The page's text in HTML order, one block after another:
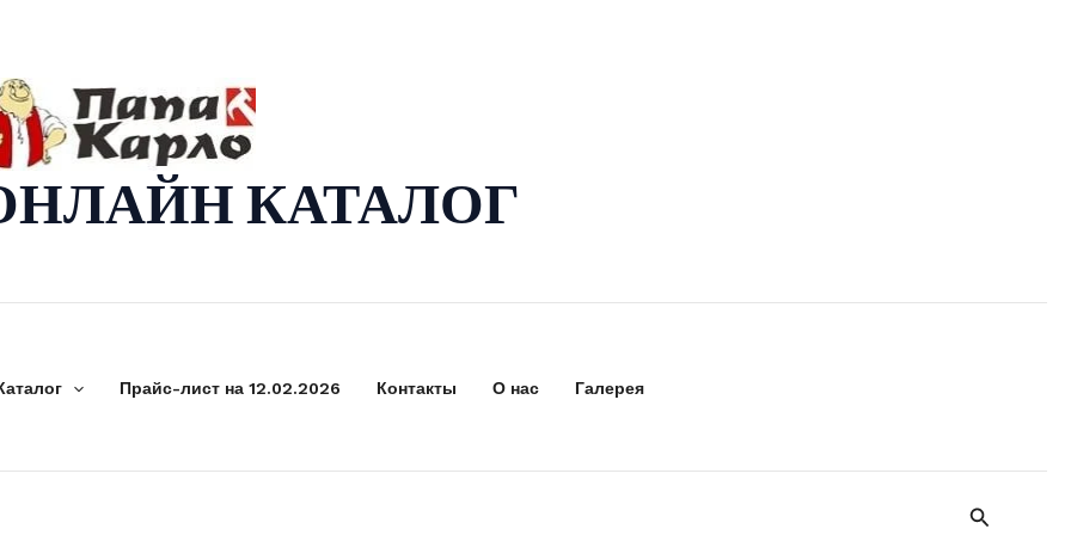
КАТАЛОГ
Прайс-лист на 12.02.2026 Контакты О нас Галерея
Поиск